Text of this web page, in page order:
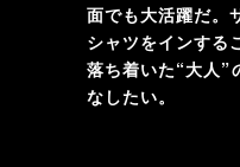
面でも大活躍だ。
シャツをインする
落ち着いた“大人”
なしたい。